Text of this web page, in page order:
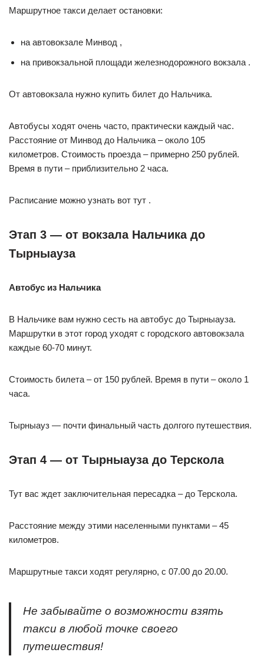
Маршрутное такси делает остановки:
на автовокзале Минвод ,
на привокзальной площади железнодорожного вокзала .
От автовокзала нужно купить билет до Нальчика.
Автобусы ходят очень часто, практически каждый час.
Расстояние от Минвод до Нальчика – около 105
километров. Стоимость проезда – примерно 250 рублей.
Время в пути – приблизительно 2 часа.
Расписание можно узнать вот тут .
Этап 3 — от вокзала Нальчика до
Тырныауза
Автобус из Нальчика
В Нальчике вам нужно сесть на автобус до Тырныауза.
Маршрутки в этот город уходят с городского автовокзала
каждые 60-70 минут.
Стоимость билета – от 150 рублей. Время в пути – около 1
часа.
Тырныауз — почти финальный часть долгого путешествия.
Этап 4 — от Тырныауза до Терскола
Тут вас ждет заключительная пересадка – до Терскола.
Расстояние между этими населенными пунктами – 45
километров.
Маршрутные такси ходят регулярно, с 07.00 до 20.00.
Не забывайте о возможности взять
такси в любой точке своего
путешествия!